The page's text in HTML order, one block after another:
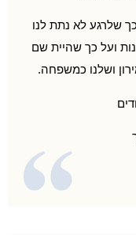
שלרגע לא נתת לנו
ועל כך שהיית שם
ושלנו כמשפחה.